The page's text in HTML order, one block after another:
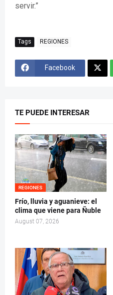
servir.”
Tags REGIONES
Facebook
TE PUEDE INTERESAR
REGIONES
Frío, lluvia y aguanieve: el
clima que viene para Ñuble
August 07, 2026